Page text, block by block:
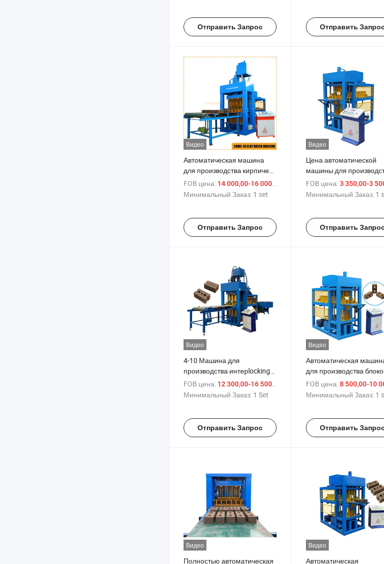
Отправить Запрос Отправить
Видео
Автоматическая машина
для производства кирпичей
из красной земли сжатой
глины с замковым
FOB цена: 14 000,00-16 000,00 $
Минимальный Заказ: 1 set
Отправить Запрос
Видео
Цена автоматической
машины для
глиняных интерlocking
кирпичей
FOB цена: 3 350,00-3
Минимальный Заказ: 1
Отправить
Видео
4-10 Машина для
производства интерlocking
кирпичей из сжатой
земляной красной глины на
FOB цена: 12 300,00-16 500,00 $
Минимальный Заказ: 1 Set
Отправить Запрос
Видео
Автоматическая
для производства
сжатой глиняной
плитки по цене на
FOB цена: 8 500,00-10
Минимальный Заказ: 1
Отправить
Видео
Полностью автоматическая
Видео
Автоматическая